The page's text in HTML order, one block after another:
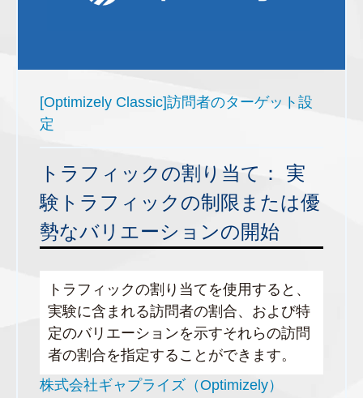
[Optimizely Classic]訪問者のターゲット設
定
トラフィックの割り当て： 実
験トラフィックの制限または優
勢なバリエーションの開始
トラフィックの割り当てを使用すると、
実験に含まれる訪問者の割合、および特
定のバリエーションを示すそれらの訪問
者の割合を指定することができます。
株式会社ギャプライズ（Optimizely）